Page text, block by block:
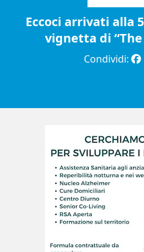
Eccoci arrivati alla
vignetta di
Condividi: